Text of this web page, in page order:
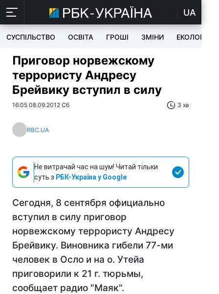
UA
СУСПІЛЬСТВО ОСВІТА ГРОШІ ЗМІНИ ЕКОЛОГІЯ
Приговор норвежскому
террористу Андресу
Брейвику вступил в силу
16:05 08.09.2012 Сб 3 хв
RBC.UA
Не витрачай час на шум! Читай тільки
суть з РБК-Україна у Google
Сегодня, 8 сентября официально
вступил в силу приговор
норвежскому террористу Андресу
Брейвику. Виновника гибели 77-ми
человек в Осло и на о. Утейа
приговорили к 21 г. тюрьмы,
сообщает радио "Маяк".